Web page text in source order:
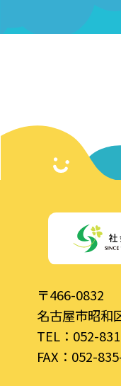
〒466-0832
名古屋市昭和
TEL： 052-
FAX：052-